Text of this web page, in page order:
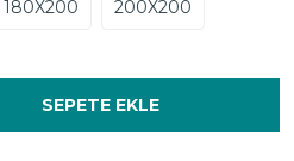
180X200 200X200
SEPETE EKLE